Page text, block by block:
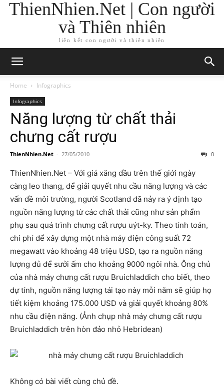
ThienNhien.Net | Con người
và Thiên nhiên
liên kết con người và thiên nhiên
Home Infographics
Infographics
Năng lượng từ chất thải
chưng cất rượu
ThienNhien.Net - 27/05/2010 0
ThienNhien.Net – Với giá xăng dầu trên thế giới ngày
càng leo thang, để giải quyết nhu cầu năng lượng và các
vấn đề môi trường, người Scotland đã nảy ra ý định tạo
nguồn năng lượng từ các chất thải cũng như sản phẩm
phụ sau quá trình chưng cất rượu uýt-ky. Theo tính toán,
chi phí để xây dựng một nhà máy điện công suất 72
megawatt vào khoảng 48 triệu USD, tạo ra nguồn năng
lượng đủ để sưởi ấm cho khoảng 9000 ngôi nhà. Ông chủ
của nhà máy chưng cất rượu Bruichladdich cho biết, theo
dự tính, nguồn năng lượng tái tạo này mỗi năm sẽ giúp họ
tiết kiệm khoảng 175.000 USD và giải quyết khoảng 80%
nhu cầu điện năng. (Ảnh chụp nhà máy chưng cất rượu
Bruichladdich trên hòn đảo nhỏ Hebridean)
Không có bài viết cùng chủ đề.